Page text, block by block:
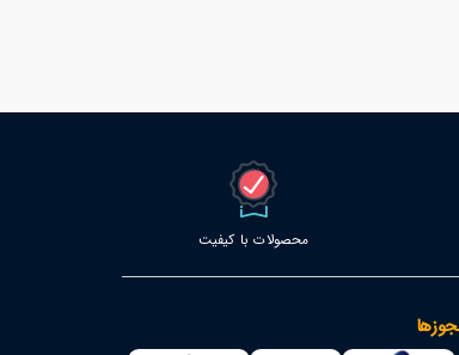
محصولات با کیفیت